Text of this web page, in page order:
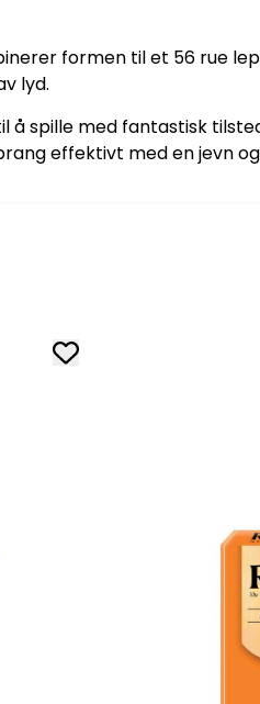
formen til et 56 rue
lyd.
å spille med fantastisk
effektivt med en jevn